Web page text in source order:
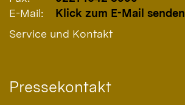
E-Mail:
Klick zum E-Mail senden
Service und Kontakt
Pressekontakt